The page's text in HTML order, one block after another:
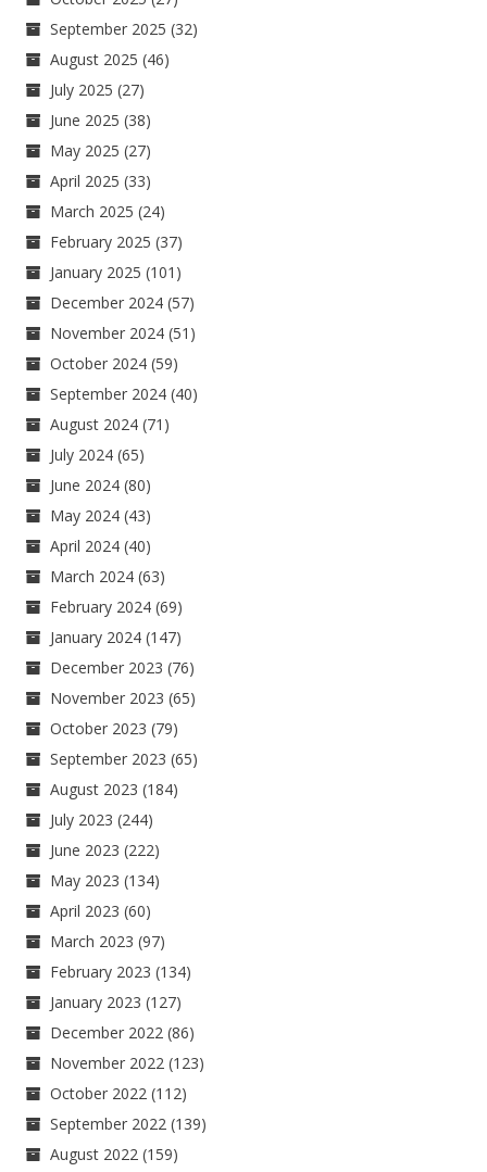
September 2025 (32)
August 2025 (46)
July 2025 (27)
June 2025 (38)
May 2025 (27)
April 2025 (33)
March 2025 (24)
February 2025 (37)
January 2025 (101)
December 2024 (57)
November 2024 (51)
October 2024 (59)
September 2024 (40)
August 2024 (71)
July 2024 (65)
June 2024 (80)
May 2024 (43)
April 2024 (40)
March 2024 (63)
February 2024 (69)
January 2024 (147)
December 2023 (76)
November 2023 (65)
October 2023 (79)
September 2023 (65)
August 2023 (184)
July 2023 (244)
June 2023 (222)
May 2023 (134)
April 2023 (60)
March 2023 (97)
February 2023 (134)
January 2023 (127)
December 2022 (86)
November 2022 (123)
October 2022 (112)
September 2022 (139)
August 2022 (159)